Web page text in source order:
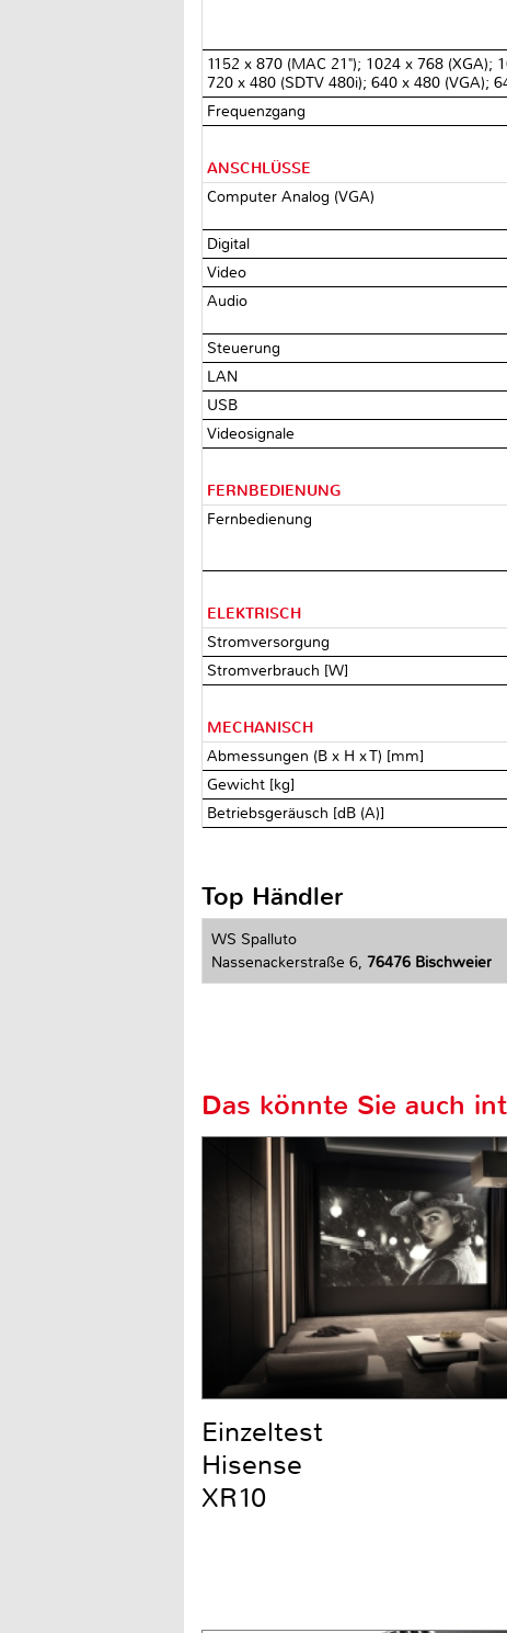
1152 x 870 (MAC 21"); 1024 x 768 (XGA);
720 x 480 (SDTV 480i); 640 x 480 (VGA);
Frequenzgang
ANSCHLÜSSE
Computer Analog (VGA)
Digital
Video
Audio
Steuerung
LAN
USB
Videosignale
FERNBEDIENUNG
Fernbedienung
ELEKTRISCH
Stromversorgung
Stromverbrauch [W]
MECHANISCH
Abmessungen (B x H x T) [mm]
Gewicht [kg]
Betriebsgeräusch [dB (A)]
Top Händler
WS Spalluto
Nassenackerstraße 6, 76476 Bischweier
Das könnte Sie auch
Einzeltest
Hisense
XR10